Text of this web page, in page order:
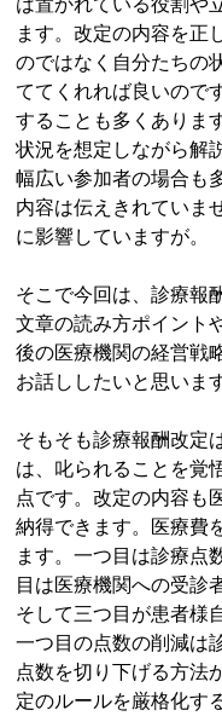
は置かれている役割や
ます。改定の内容を正
のではなく自分たちの
ててくれれば良いので
することも多くありま
状況を想定しながら解
幅広い参加者の場合も
内容は伝えきれていま
に影響していますが。
そこで今回は、診療報
文章の読み方ポイント
後の医療機関の経営戦
お話ししたいと思いま
そもそも診療報酬改定
は、叱られることを覚
点です。改定の内容も
納得できます。医療費
ます。一つ目は診療点
目は医療機関への受診
そして三つ目が患者様
一つ目の点数の削減は
点数を切り下げる方法
定のルールを厳格化す